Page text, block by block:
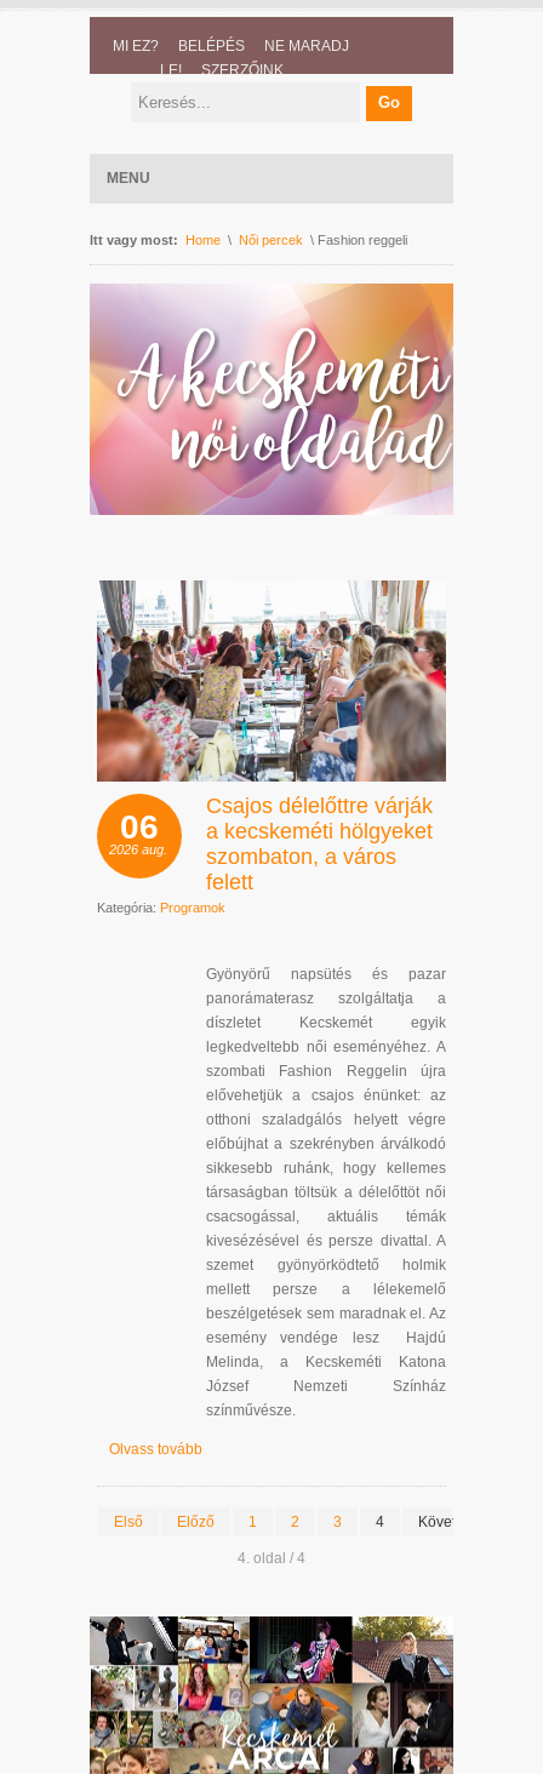
MI EZ? BELÉPÉS
NE MARADJ
LE!
SZERZŐINK
MENU
Itt vagy most: Home \ Női percek \ Fashion reggeli
06
2026 aug.
Csajos délelőttre várják
a kecskeméti hölgyeket
szombaton, a város
felett
Kategória: Programok
Gyönyörű napsütés és pazar
panorámaterasz szolgáltatja a
díszletet Kecskemét egyik
legkedveltebb női eseményéhez. A
szombati Fashion Reggelin újra
elővehetjük a csajos énünket: az
otthoni szaladgálós helyett végre
előbújhat a szekrényben árválkodó
sikkesebb ruhánk, hogy kellemes
társaságban töltsük a délelőttöt női
csacsogással, aktuális témák
kivesézésével és persze divattal. A
szemet gyönyörködtető holmik
mellett persze a lélekemelő
beszélgetések sem maradnak el. Az
esemény vendége lesz Hajdú
Melinda, a Kecskeméti Katona
József Nemzeti Színház
színművésze.
Olvass tovább
Első Előző 1 2 3 4 Következő
4. oldal / 4